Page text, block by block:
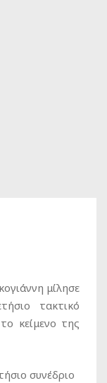
μίλησε
τακτικό
κείμενο της
συνέδριο